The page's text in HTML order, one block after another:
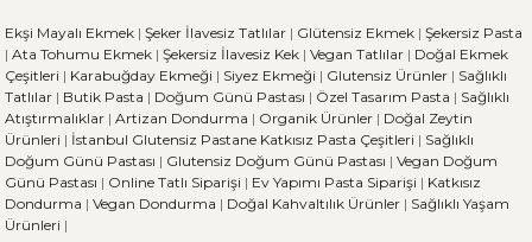
Ekşi Mayalı Ekmek | Şeker İlavesiz Tatlılar | Glütensiz Ekmek | Şekersiz Pasta
| Ata Tohumu Ekmek | Şekersiz İlavesiz Kek | Vegan Tatlılar | Doğal Ekmek
Çeşitleri | Karabuğday Ekmeği | Siyez Ekmeği | Glutensiz Ürünler | Sağlıklı
Tatlılar | Butik Pasta | Doğum Günü Pastası | Özel Tasarım Pasta | Sağlıklı
Atıştırmalıklar | Artizan Dondurma | Organik Ürünler | Doğal Zeytin
Ürünleri | İstanbul Glutensiz Pastane Katkısız Pasta Çeşitleri | Sağlıklı
Doğum Günü Pastası | Glutensiz Doğum Günü Pastası | Vegan Doğum
Günü Pastası | Online Tatlı Siparişi | Ev Yapımı Pasta Siparişi | Katkısız
Dondurma | Vegan Dondurma | Doğal Kahvaltılık Ürünler | Sağlıklı Yaşam
Ürünleri |